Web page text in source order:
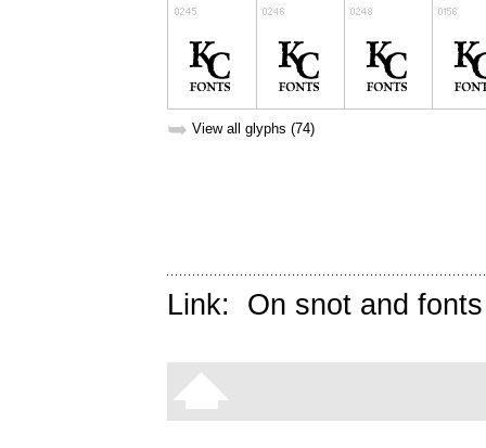
➥ View all glyphs (74)
Link: On snot and fonts